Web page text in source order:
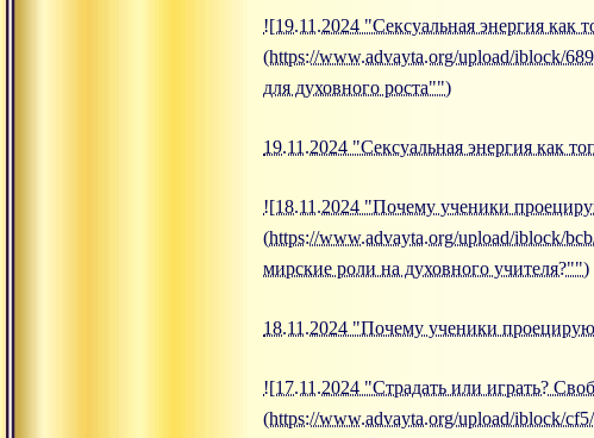
![19.11.2024 "Сексуальная энергия как
(https://www.advayta.org/upload/iblock/
для духовного роста"")
19.11.2024 "Сексуальная энергия как
![18.11.2024 "Почему ученики
(https://www.advayta.org/upload/iblock/
мирские роли на духовного учителя?"")
18.11.2024 "Почему ученики
![17.11.2024 "Страдать или играть?
(https://www.advayta.org/upload/iblock/